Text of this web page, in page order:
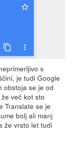
s
je tudi Google
obstoja se je od
več kot sto
Translate se je
bolj ali manj
že vrsto let tudi